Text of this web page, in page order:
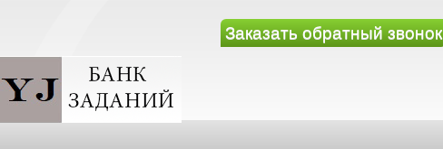
Заказать обратный звонок